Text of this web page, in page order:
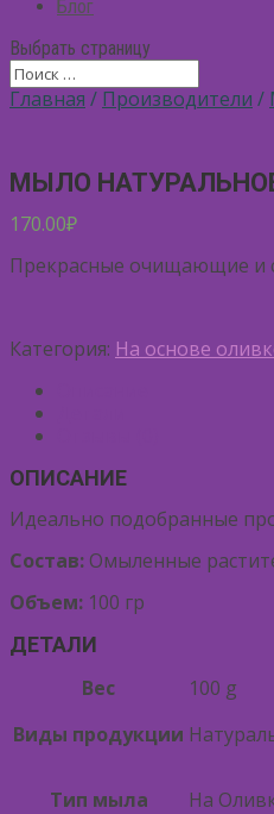
Блог
Выбрать страницу
Главная / Производители /
МЫЛО
170.00₽
Прекрасные очищающие и
Категория: На основе
ОПИСАНИЕ
Идеально подобранные
Состав: Омыленные
Объем: 100 гр
ДЕТАЛИ
Вес
100 g
Виды продукции
Тип мыла На